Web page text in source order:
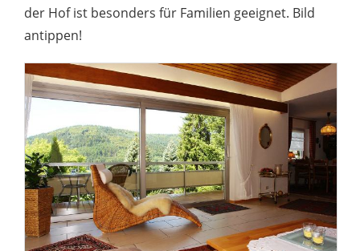
der Hof ist besonders für Familien geeignet. Bild
antippen!